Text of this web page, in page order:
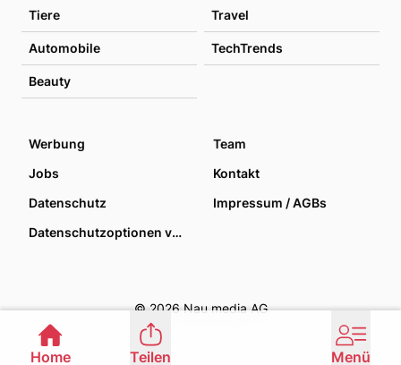
Tiere Travel
Automobile TechTrends
Beauty
Werbung
Team
Jobs
Kontakt
Datenschutz
Impressum / AGBs
Datenschutzoptionen verwalten
© 2026 Nau media AG
Home Teilen Menü